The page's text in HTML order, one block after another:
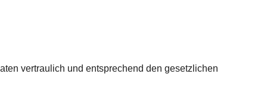
vertraulich und entsprechend den gesetzlichen